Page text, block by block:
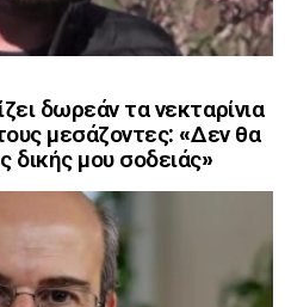
δωρεάν τα νεκταρίνια
μεσάζοντες: «Δεν θα
δικής μου σοδειάς»